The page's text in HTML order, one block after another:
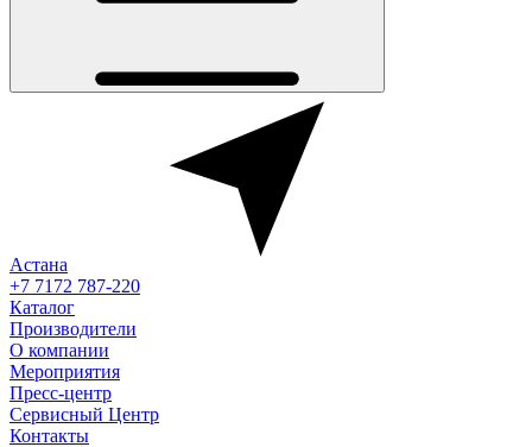
Астана
+7 7172 787-220
Каталог
Производители
О компании
Мероприятия
Пресс-центр
Сервисный Центр
Контакты